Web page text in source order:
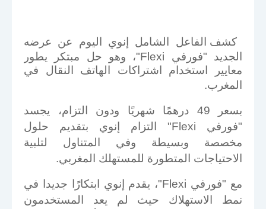
كشف الفاعل الشامل إنوي اليوم عن عرضه
الجديد "فورفي Flexi"، وهو حل مبتكر يطور
معايير استخدام اشتراكات الهاتف النقال في
المغرب.
بسعر 49 درهمًا شهريًا ودون التزام، يجسد
"فورفي Flexi" التزام إنوي بتقديم حلول
مخصصة وبسيطة وفي المتناول لتلبية
الاحتياجات المتطورة للمستهلك المغربي.
مع "فورفي Flexi"، يقدم إنوي ابتكارًا جديدا في
نمط الاستهلاك حيث لم يعد المستخدمون